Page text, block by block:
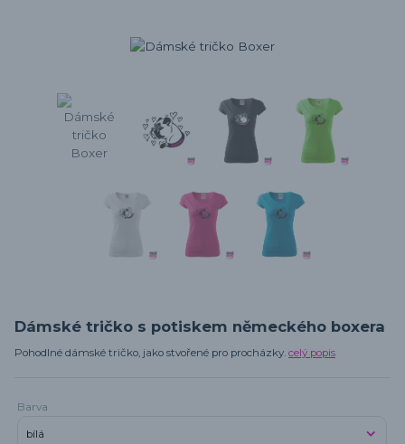
Dámské tričko s potiskem německého boxera
Pohodlné dámské tričko, jako stvořené pro procházky. celý popis
Barva